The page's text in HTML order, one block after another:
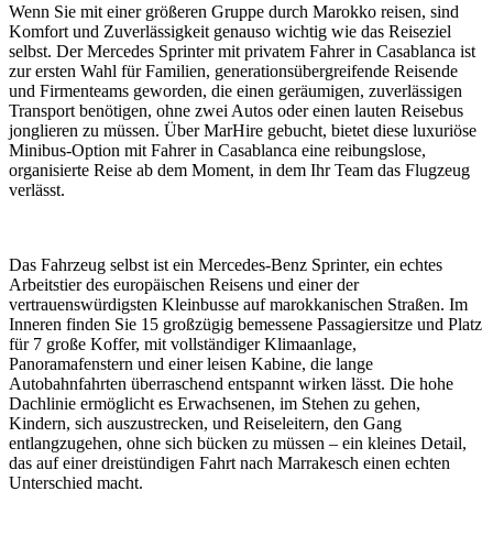
Wenn Sie mit einer größeren Gruppe durch Marokko reisen, sind
Komfort und Zuverlässigkeit genauso wichtig wie das Reiseziel
selbst. Der Mercedes Sprinter mit privatem Fahrer in Casablanca ist
zur ersten Wahl für Familien, generationsübergreifende Reisende
und Firmenteams geworden, die einen geräumigen, zuverlässigen
Transport benötigen, ohne zwei Autos oder einen lauten Reisebus
jonglieren zu müssen. Über MarHire gebucht, bietet diese luxuriöse
Minibus-Option mit Fahrer in Casablanca eine reibungslose,
organisierte Reise ab dem Moment, in dem Ihr Team das Flugzeug
verlässt.
Das Fahrzeug selbst ist ein Mercedes-Benz Sprinter, ein echtes
Arbeitstier des europäischen Reisens und einer der
vertrauenswürdigsten Kleinbusse auf marokkanischen Straßen. Im
Inneren finden Sie 15 großzügig bemessene Passagiersitze und Platz
für 7 große Koffer, mit vollständiger Klimaanlage,
Panoramafenstern und einer leisen Kabine, die lange
Autobahnfahrten überraschend entspannt wirken lässt. Die hohe
Dachlinie ermöglicht es Erwachsenen, im Stehen zu gehen,
Kindern, sich auszustrecken, und Reiseleitern, den Gang
entlangzugehen, ohne sich bücken zu müssen – ein kleines Detail,
das auf einer dreistündigen Fahrt nach Marrakesch einen echten
Unterschied macht.